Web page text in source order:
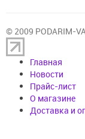
© 2009 PODARIM-
Главная
Новости
Прайс-лист
О магазине
Доставка и